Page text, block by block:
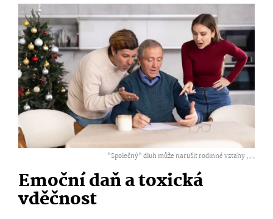
"Společný" dluh může narušit rodinné vztahy ,...
Emoční daň a toxická
vděčnost